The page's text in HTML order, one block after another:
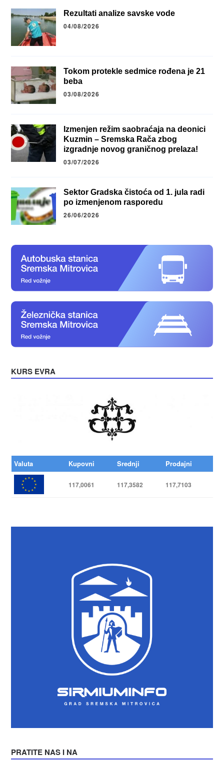
Rezultati analize savske vode
04/08/2026
Tokom protekle sedmice rođena je 21
beba
03/08/2026
Izmenjen režim saobraćaja na deonici
Kuzmin – Sremska Rača zbog
izgradnje novog graničnog prelaza!
03/07/2026
Sektor Gradska čistoća od 1. jula radi
po izmenjenom rasporedu
26/06/2026
KURS EVRA
Valuta Kupovni Srednji Prodajni
117,0061 117,3582 117,7103
PRATITE NAS I NA